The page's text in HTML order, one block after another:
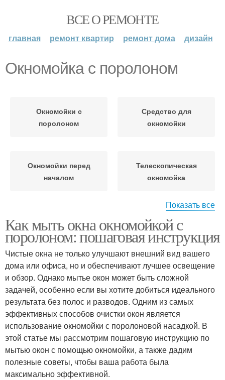
ВСЕ О РЕМОНТЕ
главная ремонт квартир ремонт дома дизайн
Окномойка с поролоном
Окномойки с
поролоном
Средство для
окномойки
Окномойки перед
началом
Телескопическая
окномойка
Окна с окномойкой
Показать все
Как мыть окна окномойкой с
поролоном: пошаговая инструкция
Чистые окна не только улучшают внешний вид вашего
дома или офиса, но и обеспечивают лучшее освещение
и обзор. Однако мытье окон может быть сложной
задачей, особенно если вы хотите добиться идеального
результата без полос и разводов. Одним из самых
эффективных способов очистки окон является
использование окномойки с поролоновой насадкой. В
этой статье мы рассмотрим пошаговую инструкцию по
мытью окон с помощью окномойки, а также дадим
полезные советы, чтобы ваша работа была
максимально эффективной.